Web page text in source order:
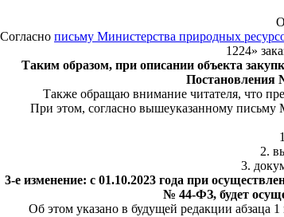
Согласно письму Министерства природных
1224»
Таким образом, при описании объекта
Постановления
Также обращаю внимание читателя, что
При этом, согласно вышеуказанному письму
2.
3.
3-е изменение: с 01.10.2023 года при
№ 44-ФЗ, будет
Об этом указано в будущей редакции абзаца